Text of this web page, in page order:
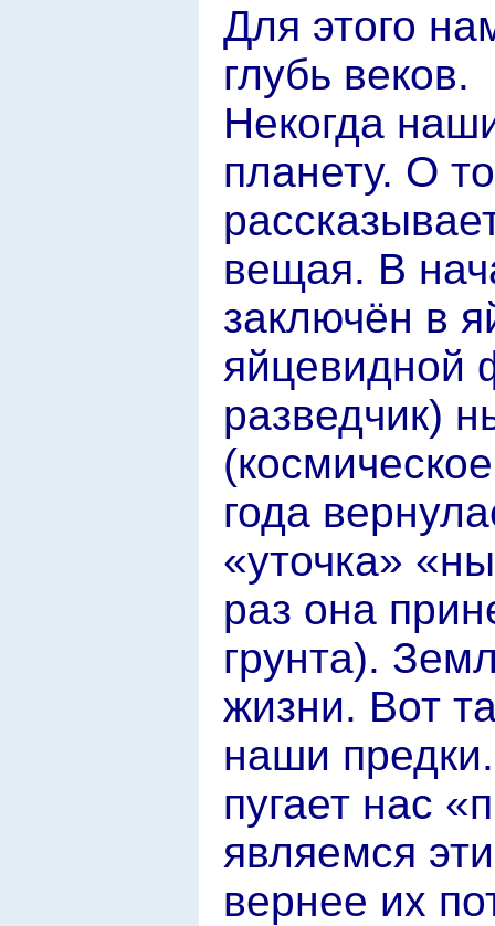
Для этого
глубь веков.
Некогда
планету. О
вещая. В
заключён в
яйцевидной
разведчик)
года
«уточка»
раз она
грунта).
жизни. Вот
наши
пугает нас
являемся
вернее их